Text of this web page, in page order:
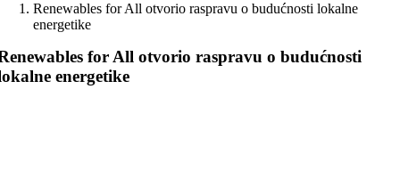
Renewables for All otvorio raspravu o budućnosti lokalne
energetike
for All otvorio raspravu o budućnosti
energetike